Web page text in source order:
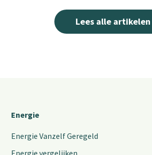
Lees alle artikelen
Energie
Energie Vanzelf Geregeld